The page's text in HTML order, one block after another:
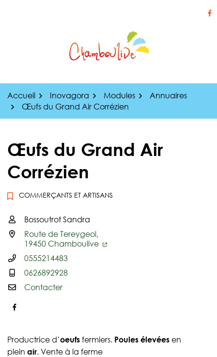
Accueil Inovagora Modules
Annuaires
Œufs du Grand Air Corrézien
Œufs du Grand Air
Corrézien
COMMERÇANTS ET ARTISANS
Infos utiles
Bossoutrot Sandra
Route de Tereygeol,
19450 Chamboulive
0555214483
0626892928
Contacter
Facebook
Productrice d’oeufs fermiers. Poules élevées en
plein air. Vente à la ferme